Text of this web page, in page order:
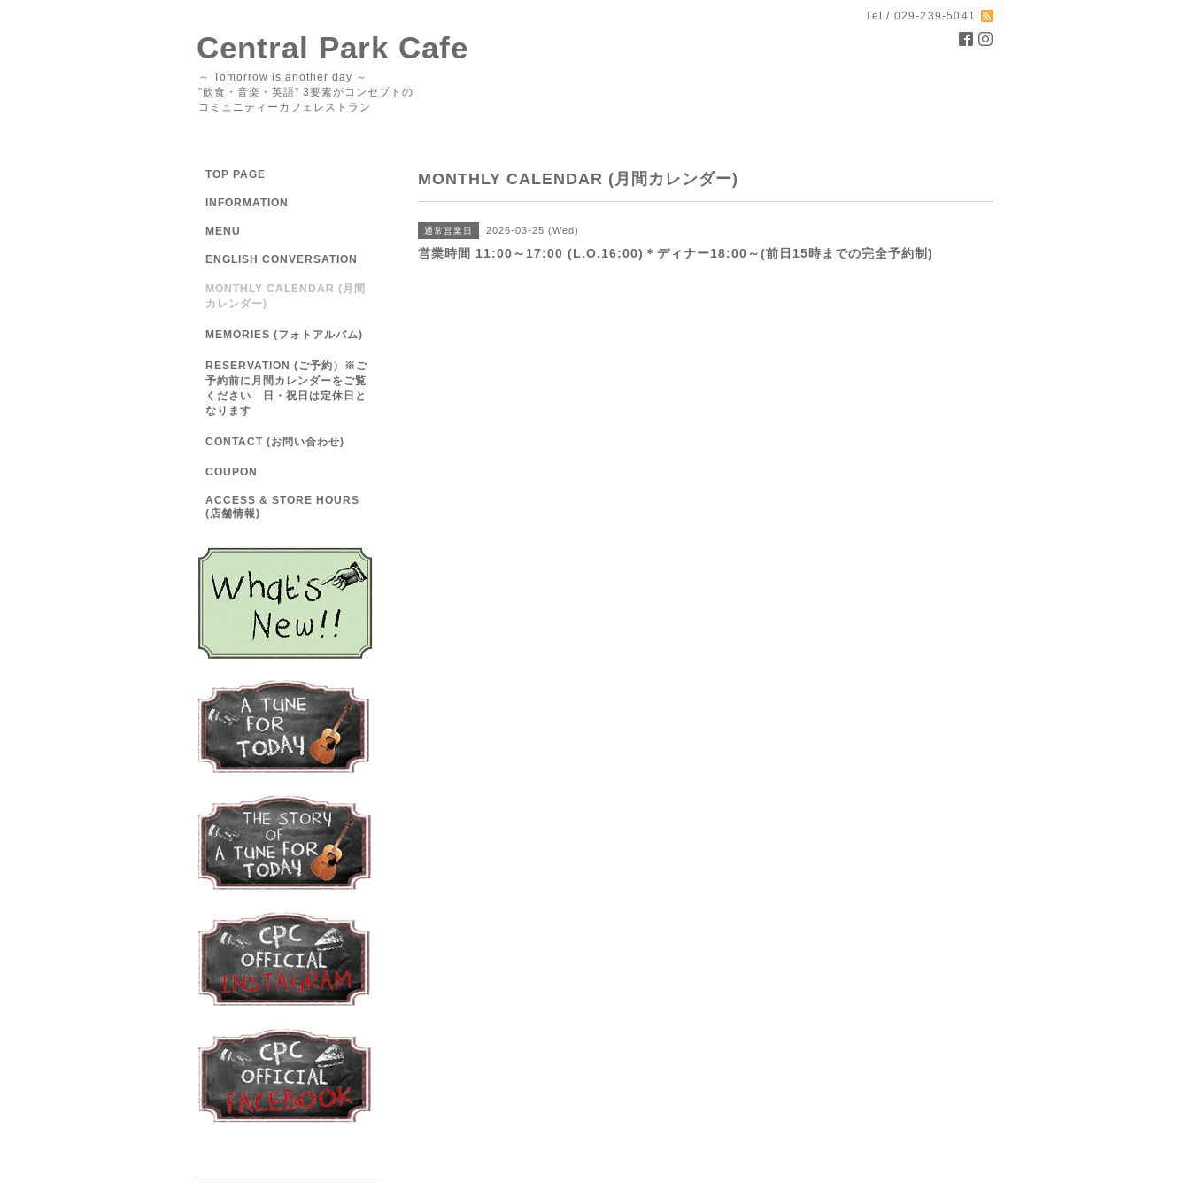
Tel / 029-239-5041
Central Park Cafe
～ Tomorrow is another day ～
"飲食・音楽・英語" 3要素がコンセプトの
コミュニティーカフェレストラン
MONTHLY CALENDAR (月間カレンダー)
通常営業日 2026-03-25 (Wed)
営業時間 11:00～17:00 (L.O.16:00)＊ディナー18:00～(前日15時までの完全予約制)
TOP PAGE
INFORMATION
MENU
ENGLISH CONVERSATION
MONTHLY CALENDAR (月間
カレンダー)
MEMORIES (フォトアルバム)
RESERVATION (ご予約）※ご
予約前に月間カレンダーをご覧
ください 日・祝日は定休日と
なります
CONTACT (お問い合わせ)
COUPON
ACCESS & STORE HOURS
(店舗情報)